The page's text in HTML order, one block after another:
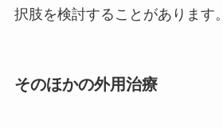
択肢を検討することがあります。
そのほかの外用治療